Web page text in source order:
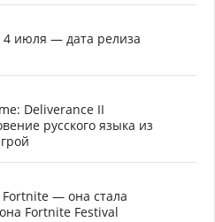
4 июля — дата релиза
Deliverance II
русского языка из
— она стала
Fortnite Festival